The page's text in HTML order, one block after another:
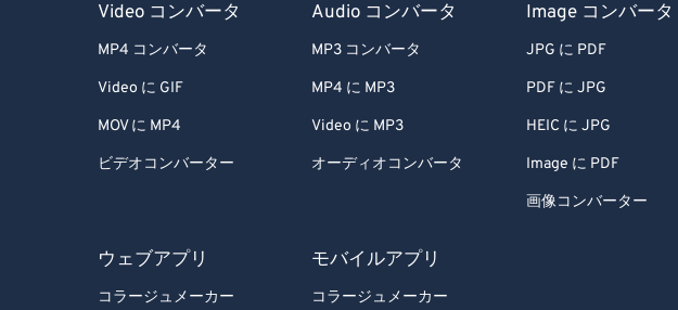
Video コンバータ
MP4 コンバータ
Video に GIF
MOV に MP4
ビデオコンバーター
Audio コンバータ
MP3 コンバータ
MP4 に MP3
Video に MP3
オーディオコンバータ
Image コンバータ
JPG に PDF
PDF に JPG
HEIC に JPG
Image に PDF
画像コンバーター
ウェブアプリ
コラージュメーカー
モバイルアプリ
コラージュメーカー